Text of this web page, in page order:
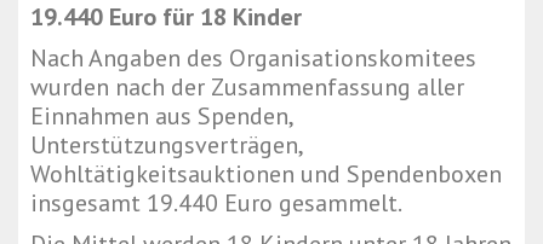
19.440 Euro für 18 Kinder
Nach Angaben des Organisationskomitees
wurden nach der Zusammenfassung aller
Einnahmen aus Spenden,
Unterstützungsverträgen,
Wohltätigkeitsauktionen und Spendenboxen
insgesamt 19.440 Euro gesammelt.